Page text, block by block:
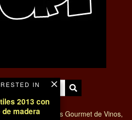
IN
2013 con
madera
de tendencias Gourmet de Vinos,